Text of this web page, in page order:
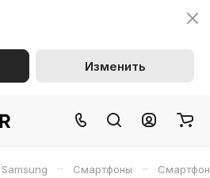
Изменить
Samsung – Смартфоны –